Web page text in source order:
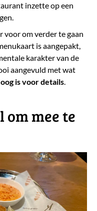
inzette op een
voor om verder te gaan
is aangepakt,
karakter van de
aangevuld met wat
is voor details.
mee te